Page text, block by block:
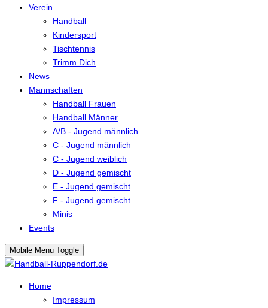
Verein
Handball
Kindersport
Tischtennis
Trimm Dich
News
Mannschaften
Handball Frauen
Handball Männer
A/B - Jugend männlich
C - Jugend männlich
C - Jugend weiblich
D - Jugend gemischt
E - Jugend gemischt
F - Jugend gemischt
Minis
Events
Mobile Menu Toggle
Home
Impressum